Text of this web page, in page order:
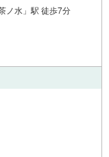
については、周辺の
表示しています。
ノ水」駅 徒歩7分